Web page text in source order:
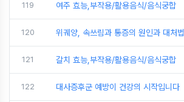
119 여주 효능,부작용/활용음식/음식궁합
120 위궤양, 속쓰림과 통증의 원인과 대처법
121 갈치 효능,부작용/활용음식/음식궁합
122 대사증후군 예방이 건강의 시작입니다